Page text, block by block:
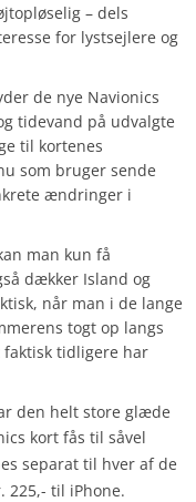
– dels
for lystsejlere og
de nye Navionics
tidevand på udvalgte
til kortenes
som bruger sende
ændringer i
man kun få
dækker Island og
når man i de lange
togt op langs
faktisk tidligere har
den helt store glæde
kort fås til såvel
separat til hver af de
225,- til iPhone.